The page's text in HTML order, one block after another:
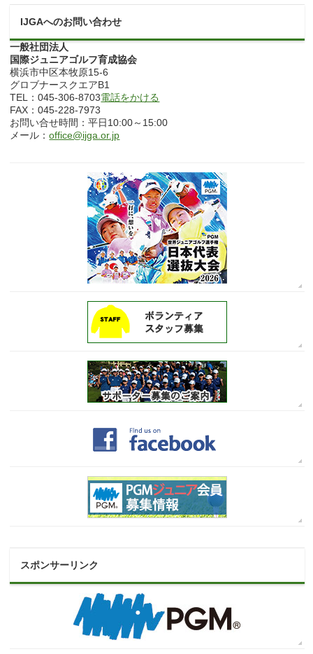
IJGAへのお問い合わせ
一般社団法人
国際ジュニアゴルフ育成協会
横浜市中区本牧原15-6
グロブナースクエアB1
TEL：045-306-8703電話をかける
FAX：045-228-7973
お問い合せ時間：平日10:00～15:00
メール：office@ijga.or.jp
スポンサーリンク